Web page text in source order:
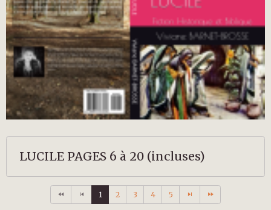
LUCILE PAGES 6 à 20 (incluses)
1 2 3 4 5